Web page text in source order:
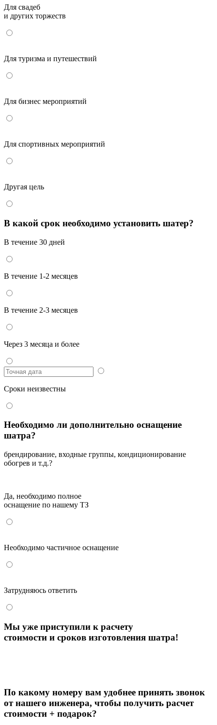
Для свадеб
и других торжеств
Для туризма и путешествий
Для бизнес мероприятий
Для спортивных мероприятий
Другая цель
В какой срок необходимо установить шатер?
В течение 30 дней
В течение 1-2 месяцев
В течение 2-3 месяцев
Через 3 месяца и более
Сроки неизвестны
Необходимо ли дополнительно оснащение
шатра?
брендирование, входные группы, кондиционирование
обогрев и т.д.?
Да, необходимо полное
оснащение по нашему ТЗ
Необходимо частичное оснащение
Затрудняюсь ответить
Мы уже приступили к расчету
стоимости и сроков изготовления шатра!
По какому номеру вам удобнее принять звонок
от нашего инженера, чтобы получить расчет
стоимости + подарок?